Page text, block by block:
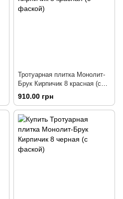
Тротуарная плитка Монолит-
Брук Кирпичик 8 красная (с
фаской)
910.00 грн